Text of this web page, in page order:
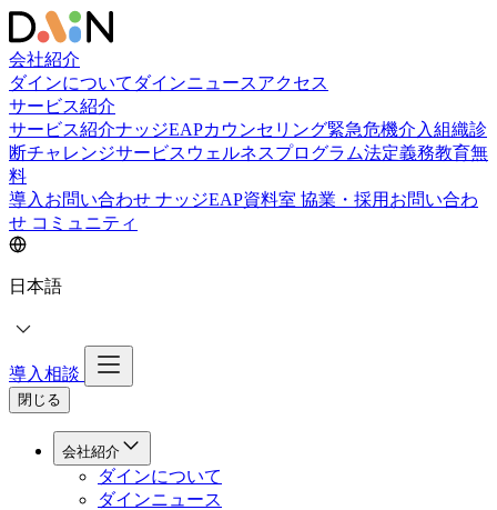
会社紹介
ダインについて ダインニュースアクセス
サービス紹介
サービス紹介ナッジEAPカウンセリング緊急危機介入組織診
断チャレンジサービス ウェルネスプログラム法定義務教育無
料
導入お問い合わせ ナッジEAP資料室 協業・採用お問い合わ
せ コミュニティ
日本語
導入相談
閉じる
会社紹介
ダインについて
ダインニュース